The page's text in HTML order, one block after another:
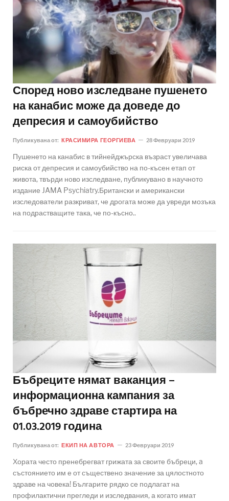
Според ново изследване пушенето
на канабис може да доведе до
депресия и самоубийство
Публикувана от: КРАСИМИРА ГЕОРГИЕВА 28 Февруари 2019
Пушенето на канабис в тийнейджърска възраст увеличава
риска от депресия и самоубийство на по-късен етап от
живота, твърди ново изследване, публикувано в научното
издание JAMA Psychiatry.Британски и американски
изследователи разкриват, че дрогата може да увреди мозъка
на подрастващите така, че по-късно..
Бъбреците нямат ваканция –
информационна кампания за
бъбречно здраве стартира на
01.03.2019 година
Публикувана от: ЕКИП НА АВТОРА 23 Февруари 2019
Хората често пренебрегват грижата за своите бъбреци, a
състоянието им е от съществено значение за цялостното
здраве на човека! Българите рядко се подлагат на
профилактични прегледи и изследвания, а когато имат